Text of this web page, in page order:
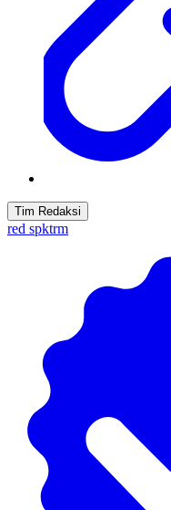
Tim Redaksi
red spktrm